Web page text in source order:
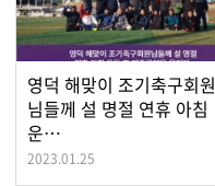
영덕 해맞이 조기축구회원
님들께 설 명절 연휴 아침
운…
2023.01.25